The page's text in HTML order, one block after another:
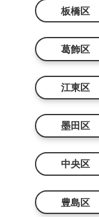
板橋区
葛飾区
江東区
墨田区
中央区
豊島区